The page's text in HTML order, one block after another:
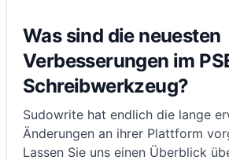
Was sind die neuesten
Verbesserungen im
Schreibwerkzeug?
Sudowrite hat endlich die lange
Änderungen an ihrer Plattform
Lassen Sie uns einen Überblick